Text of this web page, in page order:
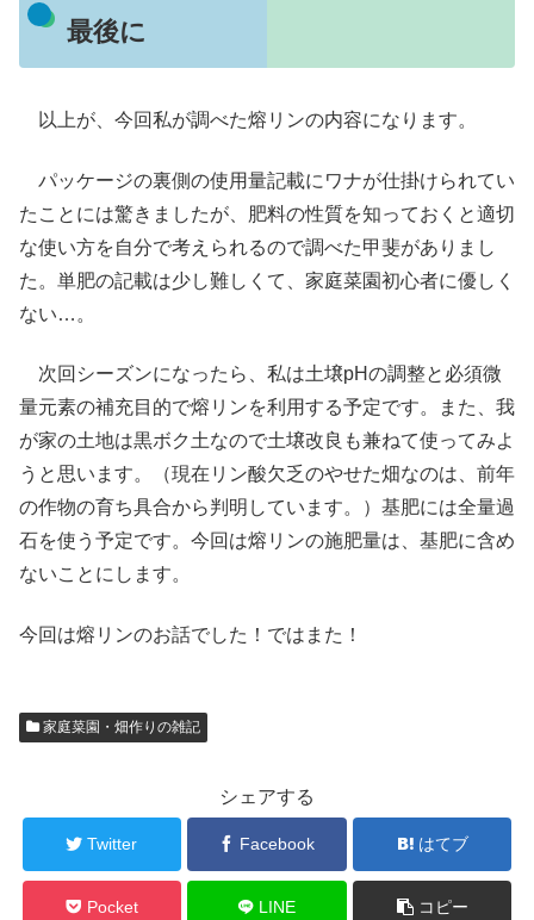
最後に
以上が、今回私が調べた熔リンの内容になります。
パッケージの裏側の使用量記載にワナが仕掛けられてい
たことには驚きましたが、肥料の性質を知っておくと適切
な使い方を自分で考えられるので調べた甲斐がありまし
た。単肥の記載は少し難しくて、家庭菜園初心者に優しく
ない…。
次回シーズンになったら、私は土壌pHの調整と必須微
量元素の補充目的で熔リンを利用する予定です。また、我
が家の土地は黒ボク土なので土壌改良も兼ねて使ってみよ
うと思います。（現在リン酸欠乏のやせた畑なのは、前年
の作物の育ち具合から判明しています。）基肥には全量過
石を使う予定です。今回は熔リンの施肥量は、基肥に含め
ないことにします。
今回は熔リンのお話でした！ではまた！
家庭菜園・畑作りの雑記
シェアする
Twitter Facebook はてブ
Pocket LINE コピー